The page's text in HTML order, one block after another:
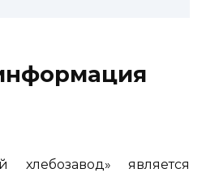
хлебозавод» является